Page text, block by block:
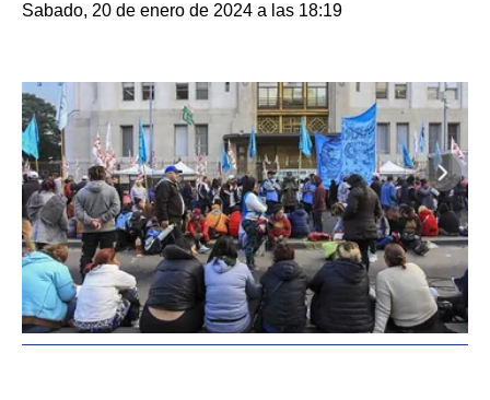
Sabado, 20 de enero de 2024 a las 18:19